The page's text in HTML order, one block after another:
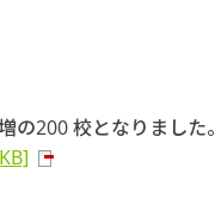
の200 校となりました。